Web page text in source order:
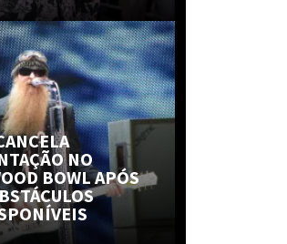
NO
BOWL APÓS